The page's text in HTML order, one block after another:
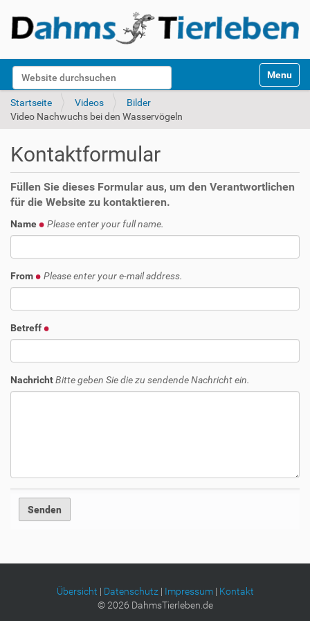
Website durchsuchen
k
Toggle
Startseite Videos
Bilder
Video Nachwuchs bei den Wasservögeln
Kontaktformular
Füllen Sie dieses Formular aus, um den Verantwortlichen
für die Website zu kontaktieren.
Name Please enter your full name.
From Please enter your e-mail address.
Betreff
NachrichtBitte geben Sie die zu sendende Nachricht ein.
Übersicht | Datenschutz| Impressum| Kontakt
©2026 DahmsTierleben.de